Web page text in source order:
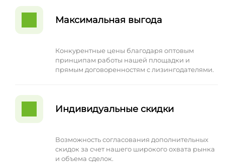
Максимальная выгода
Конкурентные цены благодаря оптовым
принципам работы нашей площадки и
прямым договоренностям с лизингодателями.
Индивидуальные скидки
Возможность согласования дополнительных
скидок за счет нашего широкого охвата рынка
и объема сделок.